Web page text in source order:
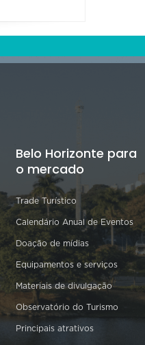
Belo Horizonte para
o mercado
Trade Turístico
Calendário Anual de Eventos
Doação de mídias
Equipamentos e serviços
Materiais de divulgação
Observatório do Turismo
Principais atrativos